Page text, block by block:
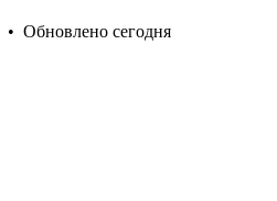
• Обновлено сегодня